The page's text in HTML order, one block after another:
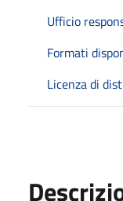
Ufficio
Formati
Licenza di